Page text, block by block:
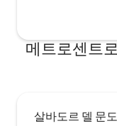
메트로센트
살바도르 델 문